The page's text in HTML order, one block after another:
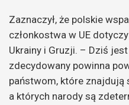
Zaznaczył, że polskie
członkostwa w UE
Ukrainy i Gruzji. – Dziś
zdecydowany powinna
państwom, które znajdują
a których narody są